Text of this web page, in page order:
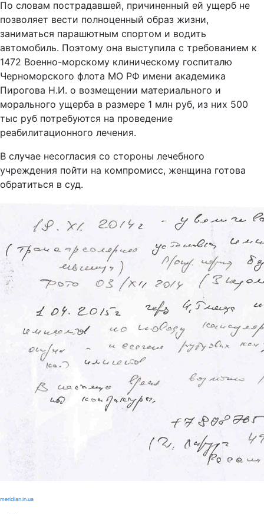
По словам пострадавшей, причиненный ей ущерб не
позволяет вести полноценный образ жизни,
заниматься парашютным спортом и водить
автомобиль. Поэтому она выступила с требованием к
1472 Военно-морскому клиническому госпиталю
Черноморского флота МО РФ имени академика
Пирогова Н.И. о возмещении материального и
морального ущерба в размере 1 млн руб, из них 500
тыс руб потребуются на проведение
реабилитационного лечения.
В случае несогласия со стороны лечебного
учреждения пойти на компромисс, женщина готова
обратиться в суд.
meridian.in.ua